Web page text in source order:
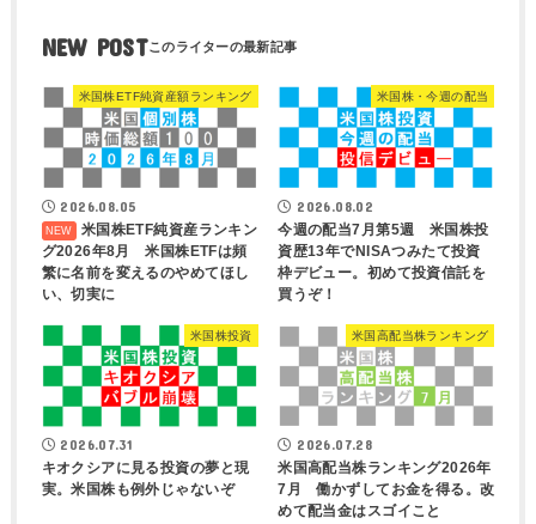
NEW POST
米国株ETF純資産額ランキング
2026.08.05
米国株ETF純資産ランキン
グ2026年8月 米国株ETFは頻
繁に名前を変えるのやめてほし
い、切実に
米国株・今週の配当
2026.08.02
今週の配当7月第5週 米国株投
資歴13年でNISAつみたて投資
枠デビュー。初めて投資信託を
買うぞ！
米国株投資
2026.07.31
キオクシアに見る投資の夢と現
実。米国株も例外じゃないぞ
米国高配当株ランキング
2026.07.28
米国高配当株ランキング2026年
7月 働かずしてお金を得る。改
めて配当金はスゴイこと